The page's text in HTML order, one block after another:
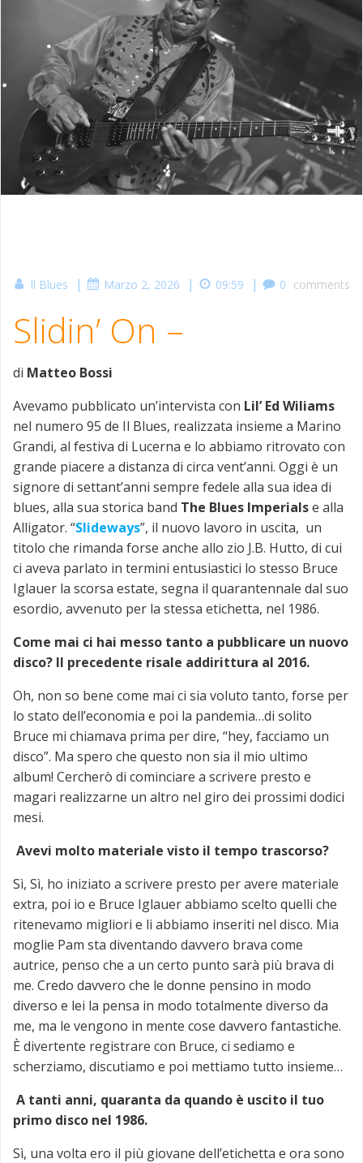
Il Blues | Marzo 2, 2026 | 09:59 | 0 comments
Slidin’ On –
di Matteo Bossi
Avevamo pubblicato un’intervista con Lil’ Ed Wiliams
nel numero 95 de Il Blues, realizzata insieme a Marino
Grandi, al festiva di Lucerna e lo abbiamo ritrovato con
grande piacere a distanza di circa vent’anni. Oggi è un
signore di settant’anni sempre fedele alla sua idea di
blues, alla sua storica band The Blues Imperialse alla
Alligator. “Slideways”, il nuovo lavoro in uscita, un
titolo che rimanda forse anche allo zio J.B. Hutto, di cui
ci aveva parlato in termini entusiastici lo stesso Bruce
Iglauer la scorsa estate, segna il quarantennale dal suo
esordio, avvenuto per la stessa etichetta, nel 1986.
Come mai ci hai messo tanto a pubblicare un nuovo
disco? Il precedente risale addirittura al 2016.
Oh, non so bene come mai ci sia voluto tanto, forse per
lo stato dell’economia e poi la pandemia…di solito
Bruce mi chiamava prima per dire, “hey, facciamo un
disco”. Ma spero che questo non sia il mio ultimo
album! Cercherò di cominciare a scrivere presto e
magari realizzarne un altro nel giro dei prossimi dodici
mesi.
Avevi molto materiale visto il tempo trascorso?
Sì, Sì, ho iniziato a scrivere presto per avere materiale
extra, poi io e Bruce Iglauer abbiamo scelto quelli che
ritenevamo migliori e li abbiamo inseriti nel disco. Mia
moglie Pam sta diventando davvero brava come
autrice, penso che a un certo punto sarà più brava di
me. Credo davvero che le donne pensino in modo
diverso e lei la pensa in modo totalmente diverso da
me, ma le vengono in mente cose davvero fantastiche.
È divertente registrare con Bruce, ci sediamo e
scherziamo, discutiamo e poi mettiamo tutto insieme…
A tanti anni, quaranta da quando è uscito il tuo
primo disco nel 1986.
Sì, una volta ero il più giovane dell’etichetta e ora sono